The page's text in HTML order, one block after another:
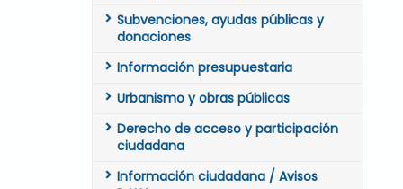
Subvenciones, ayudas públicas y
donaciones
Información presupuestaria
Urbanismo y obras públicas
Derecho de acceso y participación
ciudadana
Información ciudadana / Avisos